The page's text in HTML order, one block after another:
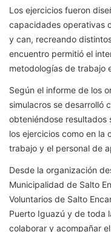
Los ejercicios fueron
capacidades operativas
y can, recreando
encuentro permitió el
metodologías de trabajo
Según el informe de los
simulacros se desarrolló
obteniéndose resultados
los ejercicios como en la
trabajo y el personal de
Desde la organización
Municipalidad de Salto
Voluntarios de Salto
Puerto Iguazú y de toda
colaborar y acompañar